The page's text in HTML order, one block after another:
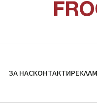
ЗА НАСКОНТАКТИ